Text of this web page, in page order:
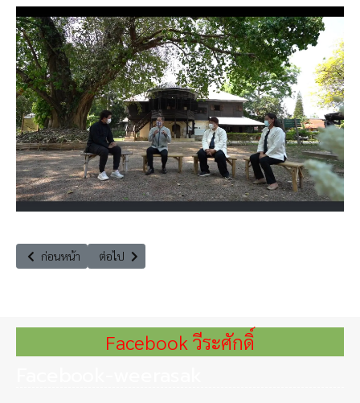
เนื้อหาก่อนหน้า: สว.วีระศักดิ์ โควสุรัตน์ อภิปรายร่างพระราชบัญญัติ (พ.ร.บ
ก่อนหน้า เนื้อหาถัดไป: สมุดโคจร ย่านเมืองเก่าภูเก็ต … จะไม่เก่าเก็บ
ต่อไป
Facebook วีระศักดิ์